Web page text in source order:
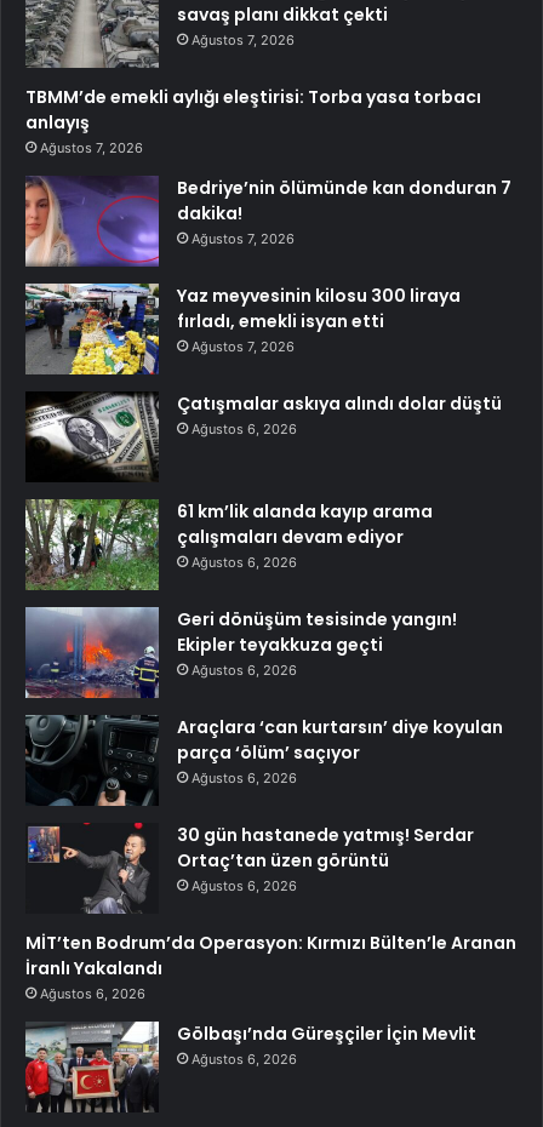
savaş planı dikkat çekti
Ağustos 7, 2026
TBMM’de emekli aylığı eleştirisi: Torba yasa torbacı
anlayış
Ağustos 7, 2026
Bedriye’nin ölümünde kan donduran 7
dakika!
Ağustos 7, 2026
Yaz meyvesinin kilosu 300 liraya
fırladı, emekli isyan etti
Ağustos 7, 2026
Çatışmalar askıya alındı dolar düştü
Ağustos 6, 2026
61 km’lik alanda kayıp arama
çalışmaları devam ediyor
Ağustos 6, 2026
Geri dönüşüm tesisinde yangın!
Ekipler teyakkuza geçti
Ağustos 6, 2026
Araçlara ‘can kurtarsın’ diye koyulan
parça ‘ölüm’ saçıyor
Ağustos 6, 2026
30 gün hastanede yatmış! Serdar
Ortaç’tan üzen görüntü
Ağustos 6, 2026
MİT’ten Bodrum’da Operasyon: Kırmızı Bülten’le Aranan
İranlı Yakalandı
Ağustos 6, 2026
Gölbaşı’nda Güreşçiler İçin Mevlit
Ağustos 6, 2026